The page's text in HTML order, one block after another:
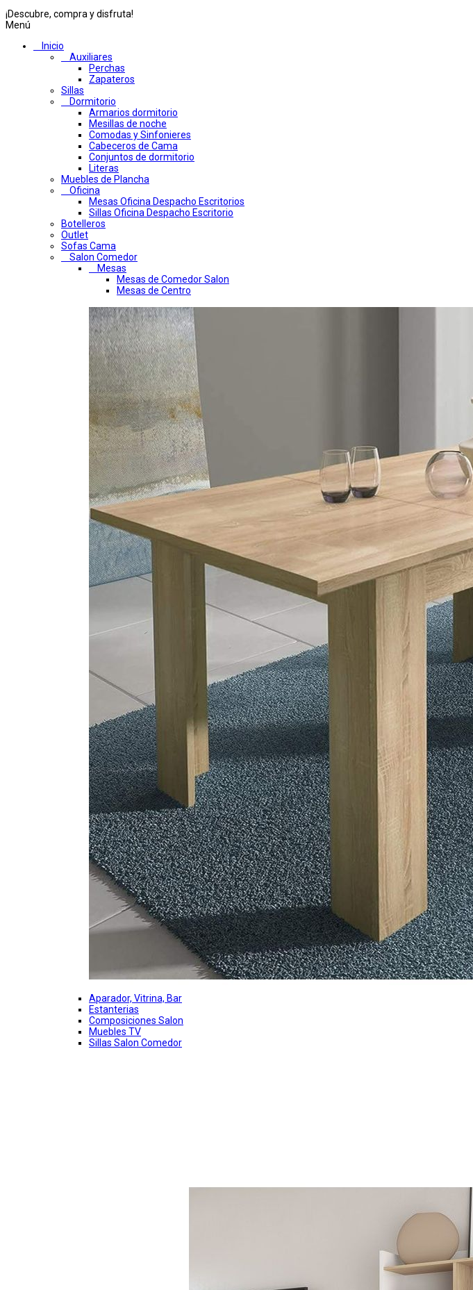
¡Descubre, compra y disfruta!
Menú
Inicio
Auxiliares
Perchas
Zapateros
Sillas
Dormitorio
Armarios dormitorio
Mesillas de noche
Comodas y Sinfonieres
Cabeceros de Cama
Conjuntos de dormitorio
Literas
Muebles de Plancha
Oficina
Mesas Oficina Despacho Escritorios
Sillas Oficina Despacho Escritorio
Botelleros
Outlet
Sofas Cama
Salon Comedor
Mesas
Mesas de Comedor Salon
Mesas de Centro
Aparador, Vitrina, Bar
Estanterias
Composiciones Salon
Muebles TV
Sillas Salon Comedor